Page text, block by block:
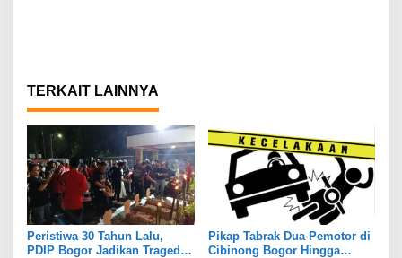
TERKAIT LAINNYA
Peristiwa 30 Tahun Lalu,
PDIP Bogor Jadikan Tragedi
Pikap Tabrak Dua Pemotor di
Cibinong Bogor Hingga